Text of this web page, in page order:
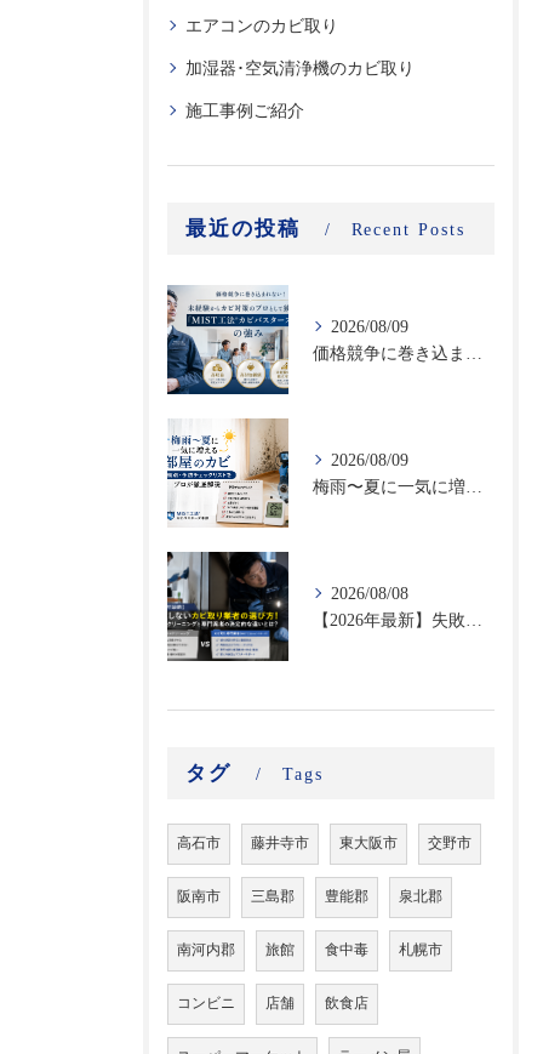
エアコンのカビ取り
加湿器･空気清浄機のカビ取り
施工事例ご紹介
最近の投稿 Recent Posts
2026/08/09
価格競争に巻き込まれない！未経験からカビ対策のプロとして独立する「MIST工法®カビバスターズFC」の強み｜高収益・高付加価値ビジネスで選ばれる理由
2026/08/09
梅雨〜夏に一気に増える部屋のカビ｜時期別・予防チェックリストをプロが徹底解説
2026/08/08
【2026年最新】失敗しないカビ取り業者の選び方！ハウスクリーニングと専門業者の決定的な違いとは？
タグ Tags
高石市 藤井寺市 東大阪市 交野市
阪南市 三島郡 豊能郡 泉北郡
南河内郡 旅館 食中毒 札幌市
コンビニ 店舗 飲食店